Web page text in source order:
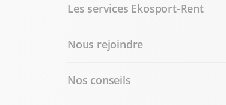
Les services Ekosport-Rent
Nous rejoindre
Nos conseils